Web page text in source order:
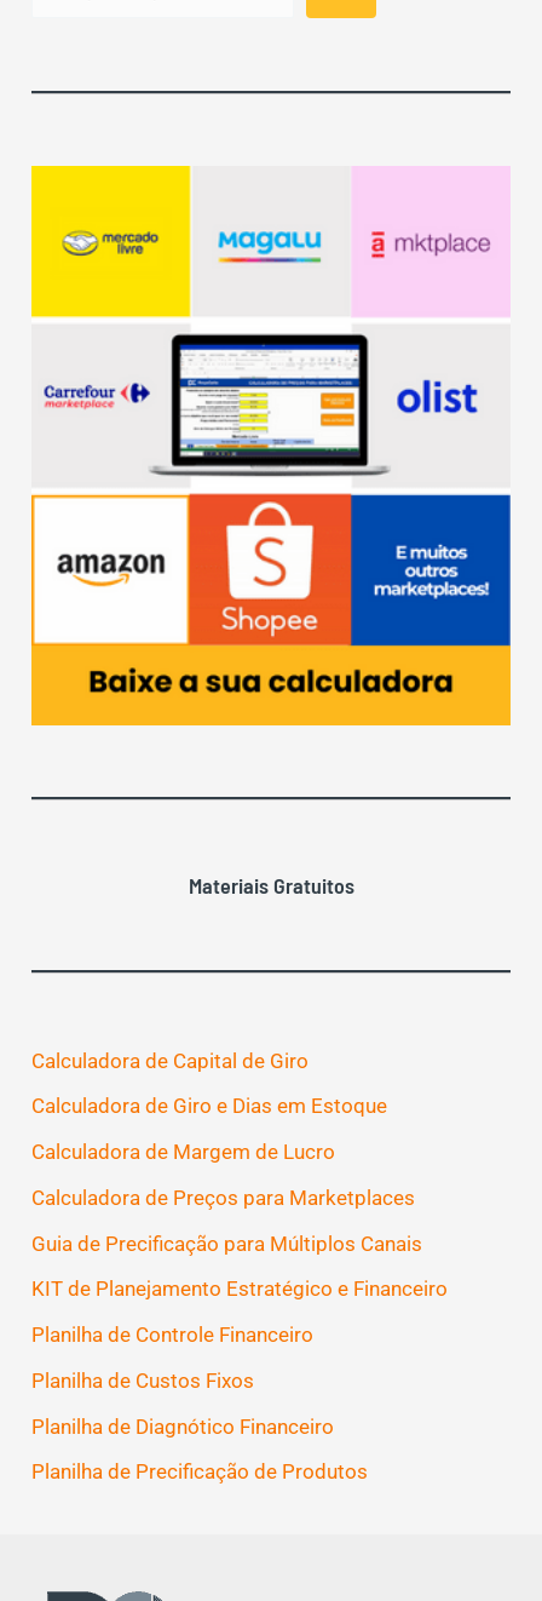
Materiais Gratuitos
Calculadora de Capital de Giro
Calculadora de Giro e Dias em Estoque
Calculadora de Margem de Lucro
Calculadora de Preços para Marketplaces
Guia de Precificação para Múltiplos Canais
KIT de Planejamento Estratégico e Financeiro
Planilha de Controle Financeiro
Planilha de Custos Fixos
Planilha de Diagnótico Financeiro
Planilha de Precificação de Produtos